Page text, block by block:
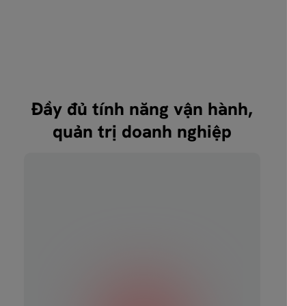
Đầy đủ tính năng vận hành,
quản trị doanh nghiệp